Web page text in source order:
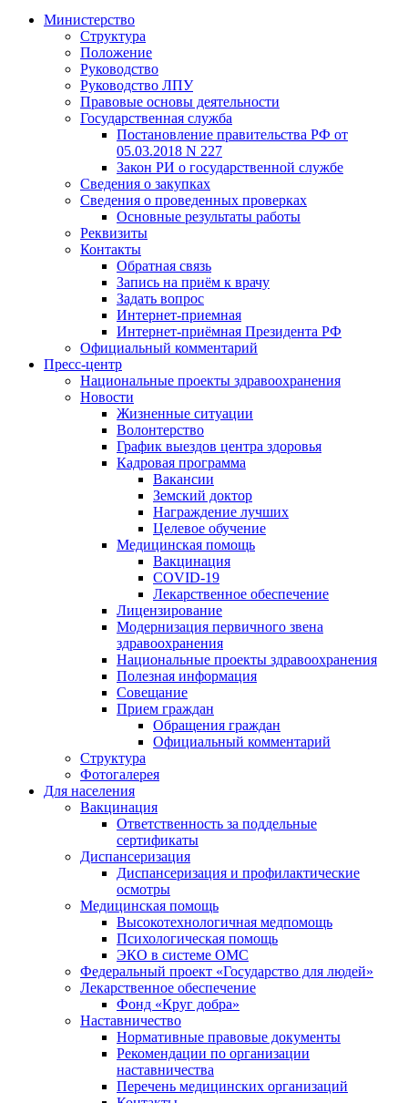
Министерство
Структура
Положение
Руководство
Руководство ЛПУ
Правовые основы деятельности
Государственная служба
Постановление правительства РФ от
05.03.2018 N 227
Закон РИ о государственной службе
Сведения о закупках
Сведения о проведенных проверках
Основные результаты работы
Реквизиты
Контакты
Обратная связь
Запись на приём к врачу
Задать вопрос
Интернет-приемная
Интернет-приёмная Президента РФ
Официальный комментарий
Пресс-центр
Национальные проекты здравоохранения
Новости
Жизненные ситуации
Волонтерство
График выездов центра здоровья
Кадровая программа
Вакансии
Земский доктор
Награждение лучших
Целевое обучение
Медицинская помощь
Вакцинация
COVID-19
Лекарственное обеспечение
Лицензирование
Модернизация первичного звена
здравоохранения
Национальные проекты здравоохранения
Полезная информация
Совещание
Прием граждан
Обращения граждан
Официальный комментарий
Структура
Фотогалерея
Для населения
Вакцинация
Ответственность за поддельные
сертификаты
Диспансеризация
Диспансеризация и профилактические
осмотры
Медицинская помощь
Высокотехнологичная медпомощь
Психологическая помощь
ЭКО в системе ОМС
Федеральный проект «Государство для людей»
Лекарственное обеспечение
Фонд «Круг добра»
Наставничество
Нормативные правовые документы
Рекомендации по организации
наставничества
Перечень медицинских организаций